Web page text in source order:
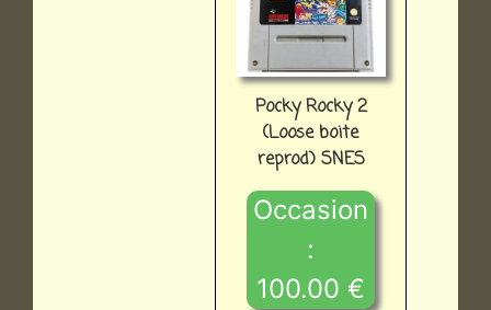
Pocky Rocky 2
(Loose boite
reprod) SNES
Occasion
:
100.00 €